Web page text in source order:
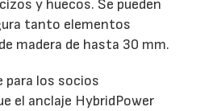
y huecos. Se pueden
tanto elementos
madera de hasta 30 mm.
para los socios
el anclaje HybridPower